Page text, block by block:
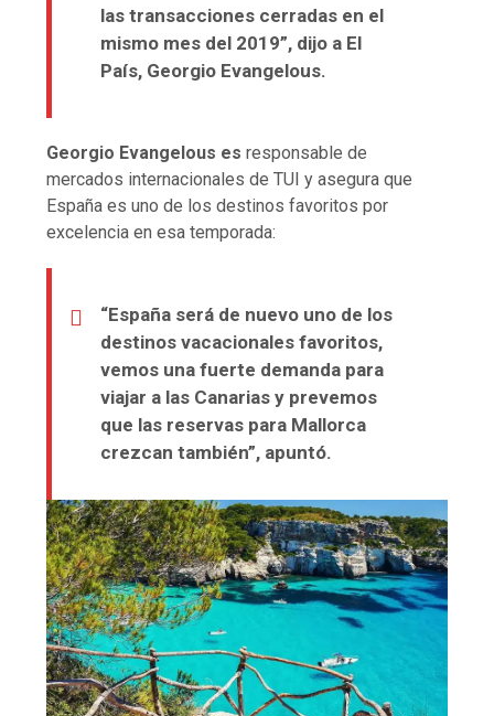
las transacciones cerradas en el
mismo mes del 2019”, dijo a El
País, Georgio Evangelous.
Georgio Evangelous esresponsable de
mercados internacionales de TUI y asegura que
España es uno de los destinos favoritos por
excelencia en esa temporada:
“España será de nuevo uno de los
destinos vacacionales favoritos,
vemos una fuerte demanda para
viajar a las Canarias y prevemos
que las reservas para Mallorca
crezcan también”, apuntó.